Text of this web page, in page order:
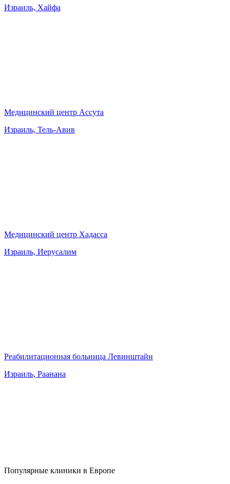
Израиль, Хайфа
Медицинский центр Ассута
Израиль, Тель-Авив
Медицинский центр Хадасса
Израиль, Иерусалим
Реабилитационная больница Левинштайн
Израиль, Раанана
Популярные клиники в Европе